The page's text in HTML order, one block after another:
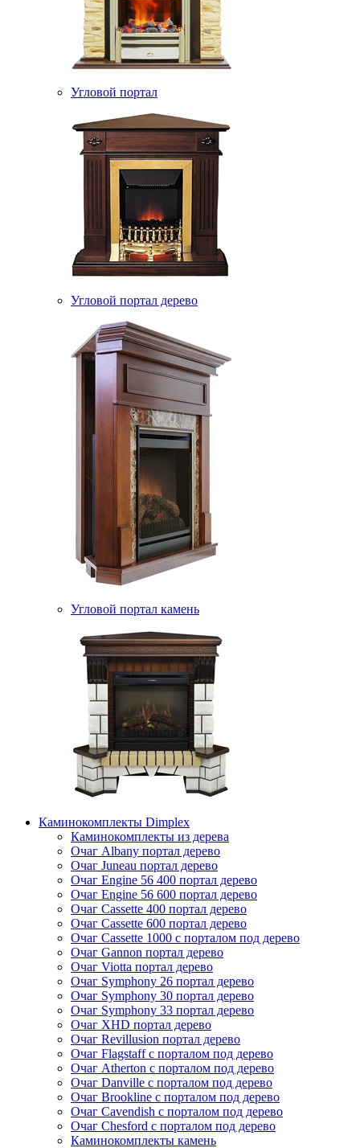
Угловой портал
Угловой портал дерево
Угловой портал камень
Каминокомплекты Dimplex
Каминокомплекты из дерева
Очаг Albany портал дерево
Очаг Juneau портал дерево
Очаг Engine 56 400 портал дерево
Очаг Engine 56 600 портал дерево
Очаг Cassette 400 портал дерево
Очаг Cassette 600 портал дерево
Очаг Cassette 1000 с порталом под дерево
Очаг Gannon портал дерево
Очаг Viotta портал дерево
Очаг Symphony 26 портал дерево
Очаг Symphony 30 портал дерево
Очаг Symphony 33 портал дерево
Очаг XHD портал дерево
Очаг Revillusion портал дерево
Очаг Flagstaff с порталом под дерево
Очаг Atherton с порталом под дерево
Очаг Danville с порталом под дерево
Очаг Brookline с порталом под дерево
Очаг Cavendish с порталом под дерево
Очаг Chesford с порталом под дерево
Каминокомплекты камень